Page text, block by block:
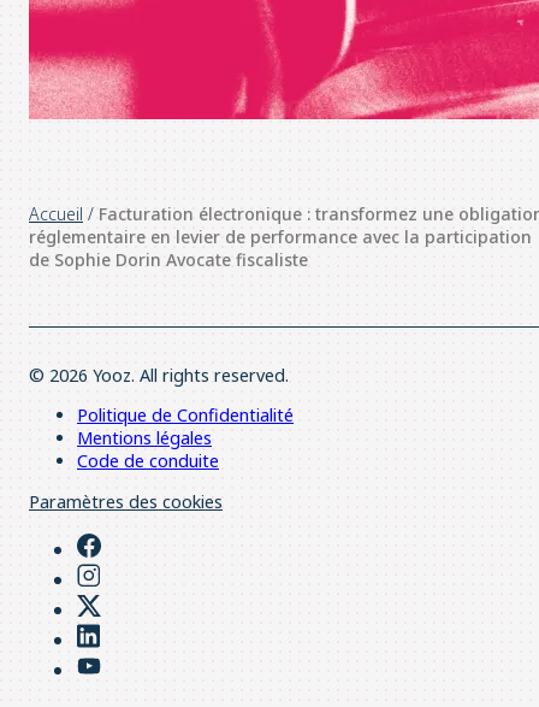
Accueil / Facturation électronique : transformez une
réglementaire en levier de performance avec la participation
de Sophie Dorin Avocate fiscaliste
© 2026 Yooz. All rights reserved.
Politique de Confidentialité
Mentions légales
Code de conduite
Paramètres des cookies